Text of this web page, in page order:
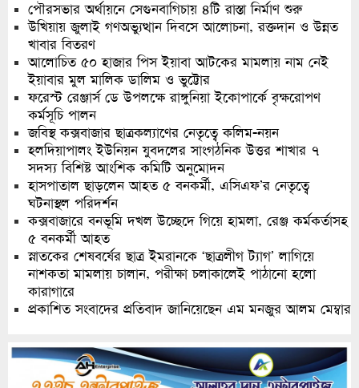
পৌরসভার অর্থায়নে সেগুনবাগিচায় ৪টি রাস্তা নির্মাণ শুরু
উখিয়ায় জুলাই গণঅভ্যুত্থান দিবসে আলোচনা, রক্তদান ও উন্নত
খাবার বিতরণ
আলোচিত ৫০ হাজার পিস ইয়াবা আটকের মামলায় নাম নেই
ইয়াবার মুল মালিক ডালিম ও ভুট্টোর
ফরেস্ট রেঞ্জার্স ডে উপলক্ষে রাঙ্গুনিয়া ইকোপার্কে বৃক্ষরোপণ
কর্মসূচি পালন
জবিস্থ কক্সবাজার ছাত্রকল্যাণের নেতৃত্বে কলিম-নয়ন
হলদিয়াপালং ইউনিয়ন যুবদলের সাংগঠনিক উত্তর শাখার ৭
সদস্য বিশিষ্ট আংশিক কমিটি অনুমোদন
হাসপাতাল ছাড়লেন আহত ৫ বনকর্মী, এসিএফ’র নেতৃত্বে
ঘটনাস্থল পরিদর্শন
কক্সবাজারে বনভূমি দখল উচ্ছেদে গিয়ে হামলা, রেঞ্জ কর্মকর্তাসহ
৫ বনকর্মী আহত
স্নাতকের শেষবর্ষের ছাত্র ইমরানকে ‘ছাত্রলীগ ট্যাগ’ লাগিয়ে
নাশকতা মামলায় চালান, পরীক্ষা চলাকালেই পাঠানো হলো
কারাগারে
প্রকাশিত সংবাদের প্রতিবাদ জানিয়েছেন এম মনজুর আলম মেম্বার